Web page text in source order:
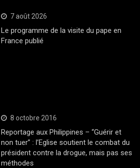
7 août 2026
Le programme de la visite du pape en
France publié
8 octobre 2016
Reportage aux Philippines – “Guérir et
non tuer” : l’Eglise soutient le combat du
président contre la drogue, mais pas ses
méthodes